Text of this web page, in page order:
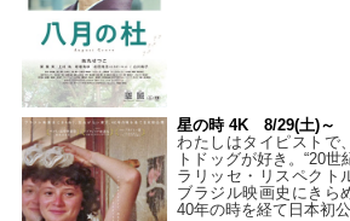
星の時 4K 8/29(土)～
わたしはタイピストで
トドッグが好き。“20世
ラリッセ・リスペクト
ブラジル映画史にきら
40年の時を経て⽇本初